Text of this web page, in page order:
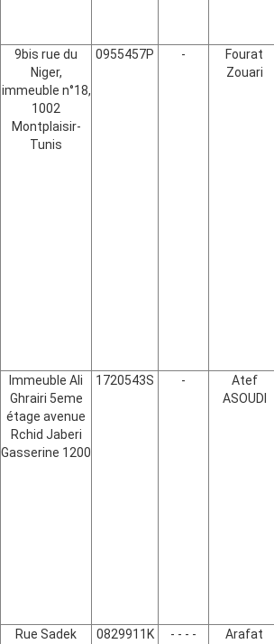
9bis rue du
Niger,
immeuble n°18,
1002
Montplaisir-
Tunis
0955457P -
Fourat
Zouari
Immeuble Ali
Ghrairi 5eme
étage avenue
Rchid Jaberi
Gasserine 1200
1720543S -
Atef
ASOUDI
Rue Sadek
0829911K - - - -
Arafat